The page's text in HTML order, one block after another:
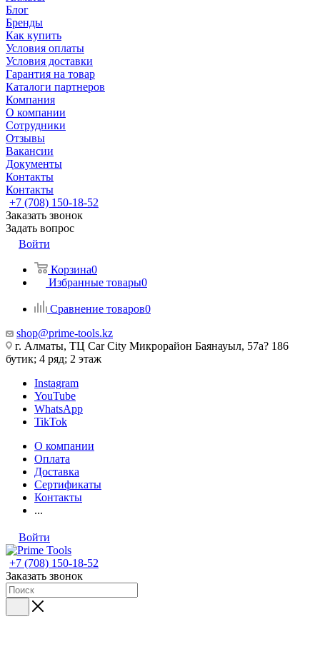
Блог
Бренды
Как купить
Условия оплаты
Условия доставки
Гарантия на товар
Каталоги партнеров
Компания
О компании
Сотрудники
Отзывы
Вакансии
Документы
Контакты
Контакты
+7 (708) 150-18-52
Заказать звонок
Задать вопрос
Войти
Корзина0
Избранные товары0
Сравнение товаров0
shop@prime-tools.kz
г. Алматы, ТЦ Car City​ ​Микрорайон Баянауыл, 57а? ​186
бутик; 4 ряд; 2 этаж
Instagram
YouTube
WhatsApp
TikTok
О компании
Оплата
Доставка
Сертификаты
Контакты
...
Войти
+7 (708) 150-18-52
Заказать звонок